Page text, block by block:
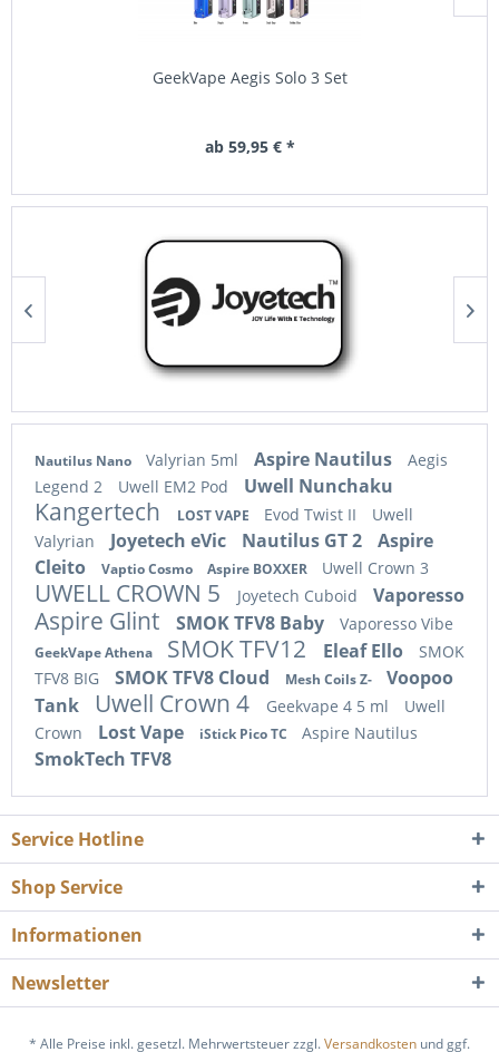
GeekVape Aegis Solo 3 Set
ab 59,95 € *
Nautilus Nano Valyrian 5ml Aspire Nautilus
Aegis
Legend 2
Uwell EM2 Pod Uwell Nunchaku
Kangertech LOST VAPE Evod Twist II
Uwell
Valyrian
Joyetech eVic Nautilus GT 2
Aspire
Cleito
Vaptio Cosmo Aspire BOXXER Uwell Crown 3
UWELL CROWN 5 Joyetech Cuboid Vaporesso
Aspire Glint SMOK TFV8 Baby Vaporesso Vibe
GeekVape Athena SMOK TFV12 Eleaf Ello
SMOK
TFV8 BIG
SMOK TFV8 Cloud Mesh Coils Z-
Voopoo
Tank
Uwell Crown 4 Geekvape 4 5 ml
Uwell
Crown
Lost Vape iStick Pico TC Aspire Nautilus
SmokTech TFV8
Service Hotline
Shop Service
Informationen
Newsletter
* Alle Preise inkl. gesetzl. Mehrwertsteuer zzgl.Versandkosten und ggf.